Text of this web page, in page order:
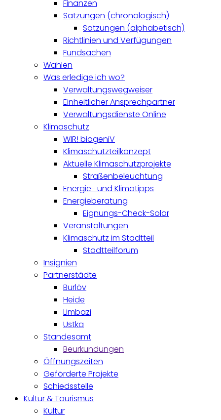
Finanzen
Satzungen (chronologisch)
Satzungen (alphabetisch)
Richtlinien und Verfügungen
Fundsachen
Wahlen
Was erledige ich wo?
Verwaltungswegweiser
Einheitlicher Ansprechpartner
Verwaltungsdienste Online
Klimaschutz
WIR! biogeniV
Klimaschutzteilkonzept
Aktuelle Klimaschutzprojekte
Straßenbeleuchtung
Energie- und Klimatipps
Energieberatung
Eignungs-Check-Solar
Veranstaltungen
Klimaschutz im Stadtteil
Stadtteilforum
Insignien
Partnerstädte
Burlöv
Heide
Limbazi
Ustka
Standesamt
Beurkundungen
Öffnungszeiten
Geförderte Projekte
Schiedsstelle
Kultur & Tourismus
Kultur